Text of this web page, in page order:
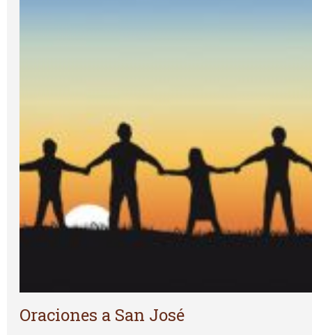
Oraciones a San José